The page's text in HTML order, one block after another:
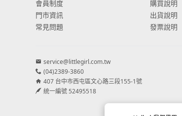
- 日本繡球花
- 重瓣繡球花
配花
- 滿天星⧸木滿天星
會員制度
門市資訊
常見問題
購買說明
出貨說明
發票說明
service@littlegirl.com.tw
(04)2389-3860
407 台中市西屯區文心路三段155-1號
統一編號 52495518